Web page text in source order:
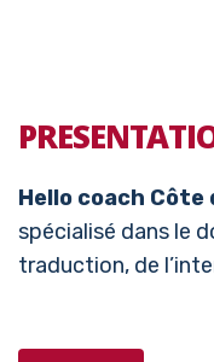
Hello coach Côte
spécialisé dans le
traduction, de